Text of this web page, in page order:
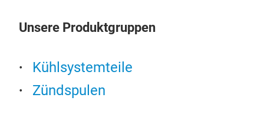
Unsere Produktgruppen
Kühlsystemteile
Zündspulen